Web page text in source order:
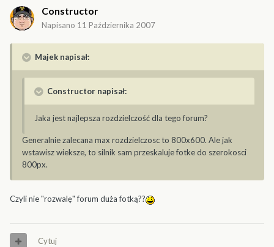
Constructor
Napisano 11 Października 2007
Majek napisał:
Constructor napisał:
Jaka jest najlepsza rozdzielczość dla tego forum?
Generalnie zalecana max rozdzielczosc to 800x600. Ale jak
wstawisz wieksze, to silnik sam przeskaluje fotke do szerokosci
800px.
Czyli nie "rozwalę" forum duża fotką??
Cytuj